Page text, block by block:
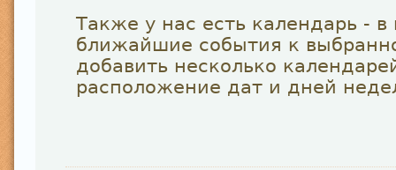
Также у нас есть календарь -
ближайшие события к
добавить несколько
расположение дат и дней